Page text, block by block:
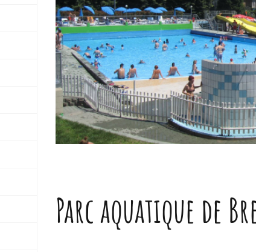
Parc aquatique de